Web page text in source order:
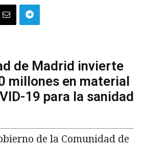
de Madrid invierte
millones en material
19 para la sanidad
de la Comunidad de